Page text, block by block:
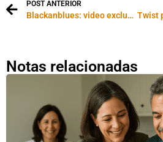
POST ANTERIOR
Blackanblues: video exclusivo
Notas relacionadas